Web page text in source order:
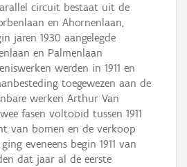
circuit bestaat uit de
en Ahornenlaan,
jaren 1930 aangelegde
en Palmenlaan
werden in 1911 en
toegewezen aan de
werken Arthur Van
fasen voltooid tussen 1911
van bomen en de verkoop
eveneens begin 1911 van
dat jaar al de eerste